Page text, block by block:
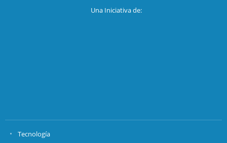
Una Iniciativa de:
Tecnología